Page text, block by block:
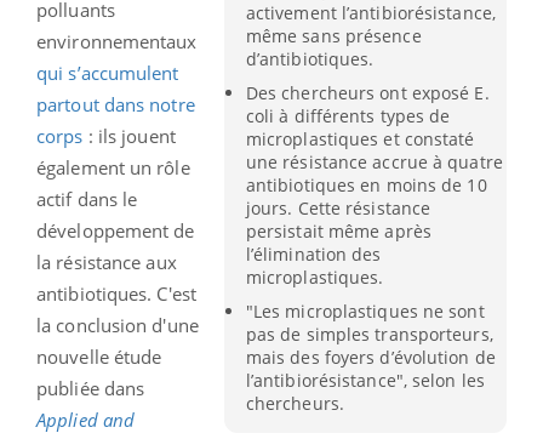
activement l’antibiorésistance,
même sans présence
d’antibiotiques.
Des chercheurs ont exposé E.
coli à différents types de
microplastiques et constaté
une résistance accrue à quatre
antibiotiques en moins de 10
jours. Cette résistance
persistait même après
l’élimination des
microplastiques.
"Les microplastiques ne sont
pas de simples transporteurs,
mais des foyers d’évolution de
l’antibiorésistance", selon les
chercheurs.
polluants
environnementaux
qui s’accumulent
partout dans notre
corps : ils jouent
également un rôle
actif dans le
développement de
la résistance aux
antibiotiques. C'est
la conclusion d'une
nouvelle étude
publiée dans
Applied and